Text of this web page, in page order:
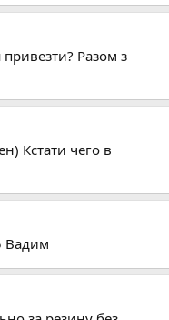
Разом з
Кстати чего в
Вадим